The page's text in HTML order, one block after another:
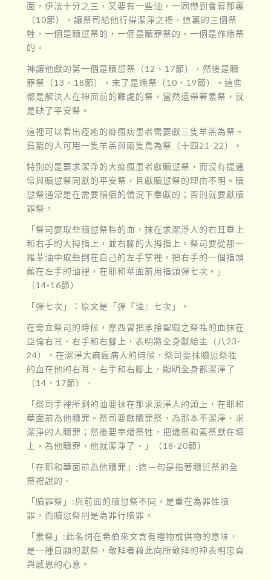
面，伊法十分之三，又要有一些油，一同帶到會幕那裏
（10節），讓祭司給他行得潔淨之禮。這裏的三個祭
牲，一個是贖愆祭的，一個是贖罪祭的，一個是作燔祭
的。
神讓他獻的第一個是贖愆祭（12、17節），然後是贖
罪祭（13、18節），末了是燔祭（10、19節）。這些
都是解決人在神面前的難處的祭，當然還帶著素祭，就
是缺了平安祭。
這裡可以看出痊癒的痲瘋病患者需要獻三隻羊羔為祭。
貧窮的人可用一隻羊羔與兩隻鳥為祭（十四21-22）。
特別的是要求潔淨的大痲瘋患者獻贖愆祭，而沒有提通
常與贖愆祭同獻的平安祭，且獻贖愆祭的理由不明。贖
愆祭通常是在需要賠償的情況下奉獻的；否則就要獻贖
罪祭。
「祭司要取些贖愆祭牲的血，抹在求潔淨人的右耳垂上
和右手的大拇指上，並右腳的大拇指上。祭司要從那一
羅革油中取些倒在自己的左手掌裡，把右手的一個指頭
蘸在左手的油裡，在耶和華面前用指頭彈七次。」
（14-16節）
「彈七次」：原文是「彈『油』七次」。
在膏立祭司的時候，摩西曾把承接聖職之祭牲的血抹在
亞倫右耳、右手和右腳上，表明將全身獻給主（八23-
24）。在潔淨大痲瘋病人的時候，祭司要抹贖愆祭牲
的血在他的右耳、右手和右腳上，顯明全身都潔淨了
（14、17節）。
「祭司手裡所剩的油要抹在那求潔淨人的頭上，在耶和
華面前為他贖罪。祭司要獻贖罪祭，為那本不潔淨、求
潔淨的人贖罪；然後要宰燔祭牲，把燔祭和素祭獻在壇
上，為他贖罪，他就潔淨了。」（18-20節）
「在耶和華面前為他贖罪」:這－句是指著贖愆祭的全
祭禮說的。
「贖罪祭」:與前面的贖愆祭不同，是重在為罪性贖
罪，而贖愆祭則是為罪行贖罪。
「素祭」:此名詞在希伯來文含有禮物或供物的意味，
是一種自願的獻祭，敬拜者藉此向所敬拜的神表明忠貞
與感恩的心意。